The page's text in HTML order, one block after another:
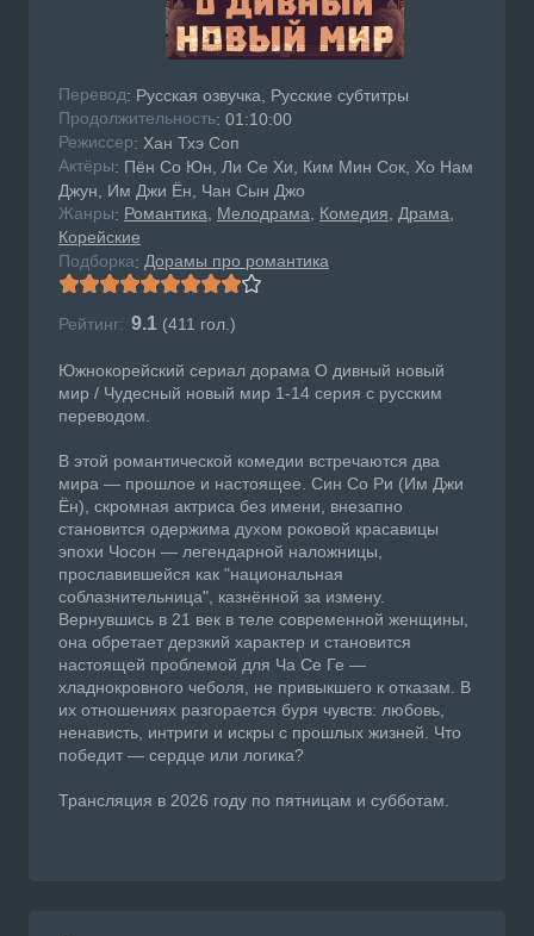
Перевод: Русская озвучка, Русские субтитры
Продолжительность: 01:10:00
Режисcер: Хан Тхэ Соп
Актёры: Пён Со Юн, Ли Се Хи, Ким Мин Сок, Хо Нам
Джун, Им Джи Ён, Чан Сын Джо
Жанры: Романтика Мелодрама Комедия Драма
Корейские
Подборка: Дорамы про романтика
Рейтинг: 9.1 (411 гол.)
Южнокорейский сериал дорама О дивный новый
мир / Чудесный новый мир 1-14 серия с русским
переводом.
В этой романтической комедии встречаются два
мира — прошлое и настоящее. Син Со Ри (Им Джи
Ён), скромная актриса без имени, внезапно
становится одержима духом роковой красавицы
эпохи Чосон — легендарной наложницы,
прославившейся как "национальная
соблазнительница", казнённой за измену.
Вернувшись в 21 век в теле современной женщины,
она обретает дерзкий характер и становится
настоящей проблемой для Ча Се Ге —
хладнокровного чеболя, не привыкшего к отказам. В
их отношениях разгорается буря чувств: любовь,
ненависть, интриги и искры с прошлых жизней. Что
победит — сердце или логика?
Трансляция в 2026 году по пятницам и субботам.